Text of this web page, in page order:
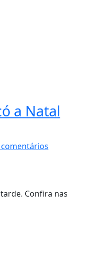
a Natal
Confira nas